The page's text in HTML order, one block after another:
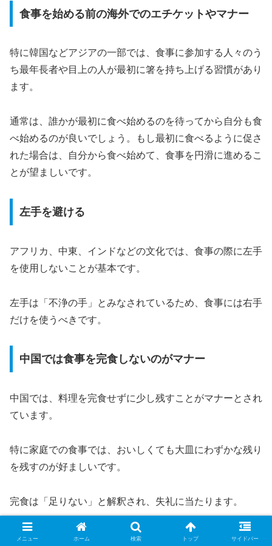
食事を始める前の海外でのエチケットやマナー
特に韓国などアジアの一部では、食事に参加する人々のう
ち最年長者や目上の人が最初に箸を持ち上げる習慣があり
ます。
通常は、誰かが最初に食べ始めるのを待ってから自分も食
べ始めるのが良いでしょう。もし最初に食べるように促さ
れた場合は、自分から食べ始めて、食事を円滑に進めるこ
とが望ましいです。
左手を避ける
アフリカ、中東、インドなどの文化では、食事の際に左手
を使用しないことが基本です。
左手は「不浄の手」とみなされているため、食事には右手
だけを使うべきです。
中国では食事を完食しないのがマナー
中国では、料理を完食せずに少し残すことがマナーとされ
ています。
特に家庭での食事では、おいしくても大皿にわずかな残り
を残すのが好ましいです。
完食は「足りない」と解釈され、失礼に当たります。
ただし、自分の皿に取り分けた分は食べ切ることが一般的
メニュー ホーム 検索 トップ サイドバー